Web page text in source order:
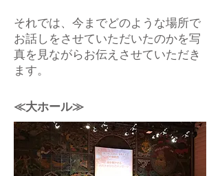
それでは、今までどのような場所で
お話しをさせていただいたのかを写
真を見ながらお伝えさせていただき
ます。
≪大ホール≫